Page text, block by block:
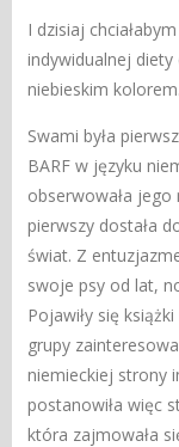
I dzisiaj
indywidualnej
niebieskim kolorem.
Swami była
BARF w języku
obserwowała
pierwszy dostała
świat. Z
swoje psy od lat,
Pojawiły się
grupy
niemieckiej strony
postanowiła więc
która zajmowała